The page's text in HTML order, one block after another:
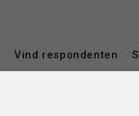
Vind respondenten